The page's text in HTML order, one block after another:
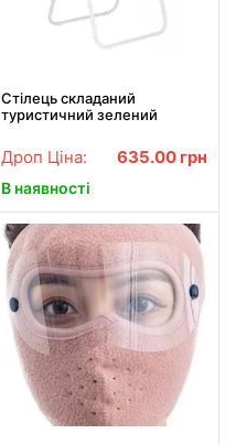
Стілець складаний
туристичний зелений
до 100 кг
Дроп Ціна: 635.00 грн
В наявності